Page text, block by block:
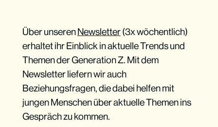
Über unserenNewsletter(3x wöchentlich)
erhaltet ihr Einblick in aktuelle Trends und
Themen der Generation Z. Mit dem
Newsletter liefern wir auch
Beziehungsfragen, die dabei helfen mit
jungen Menschen über aktuelle Themen ins
Gespräch zu kommen.